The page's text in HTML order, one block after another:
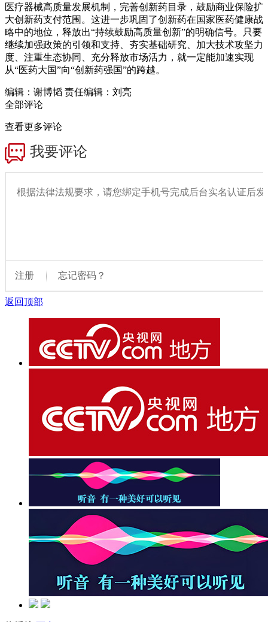
医疗器械高质量发展机制，完善创新药目录，鼓励商业保险扩
大创新药支付范围。这进一步巩固了创新药在国家医药健康战
略中的地位，释放出“持续鼓励高质量创新”的明确信号。只要
继续加强政策的引领和支持、夯实基础研究、加大技术攻坚力
度、注重生态协同、充分释放市场活力，就一定能加速实现
从“医药大国”向“创新药强国”的跨越。
编辑：谢博韬 责任编辑：刘亮
全部评论
查看更多评论
返回顶部